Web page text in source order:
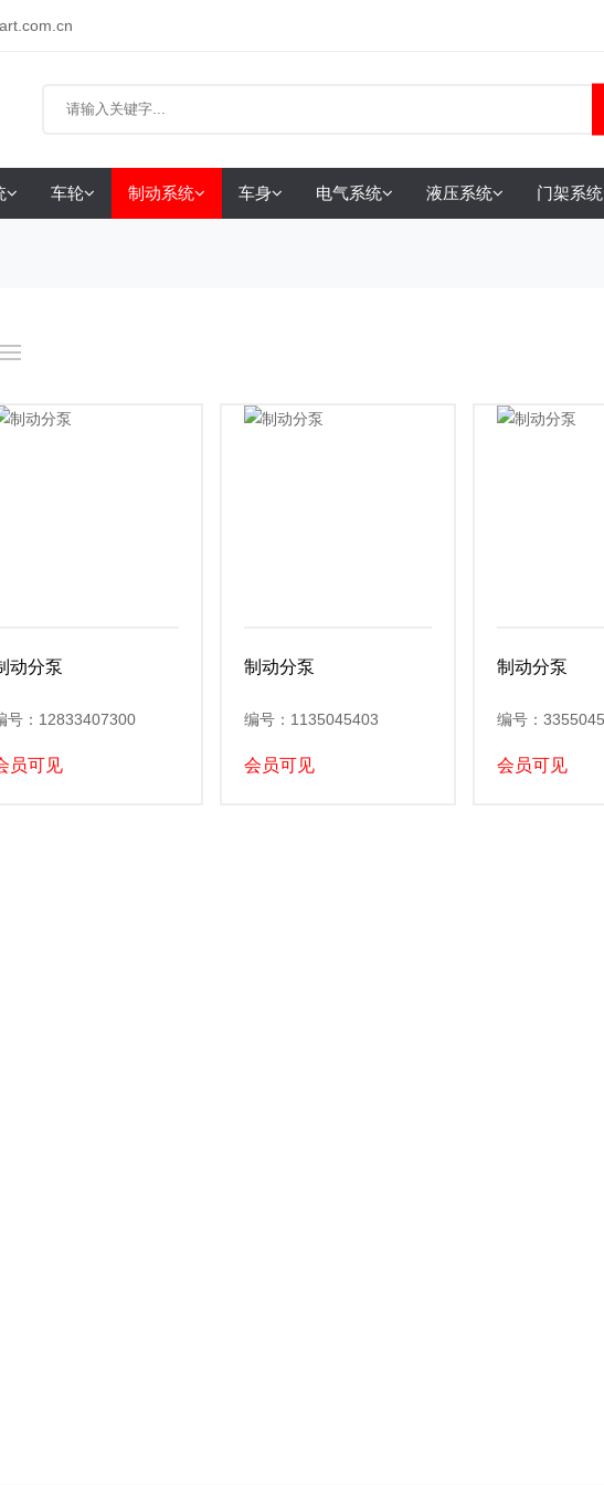
车轮 制动系统 车身 电气系统 液压系统 门架系统
动分泵
号：12833407300
员可见
制动分泵
编号：1135045403
会员可见
制动分泵
编号：
会员可见